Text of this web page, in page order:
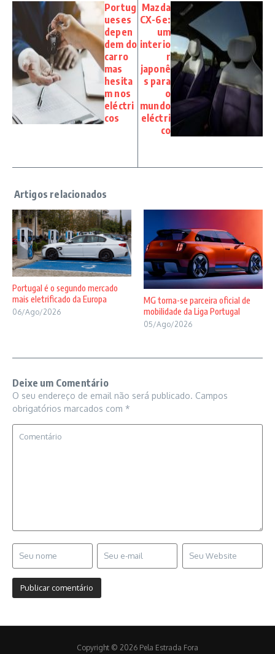
Portug
ueses
depen
dem do
carro
mas
hesita
m nos
eléctri
cos
Mazda
CX-6e:
um
interio
r
japonê
s para
o
mundo
eléctri
co
Portugal é o segundo mercado
mais eletrificado da Europa
06/Ago/2026
MG torna-se parceira oficial de
mobilidade da Liga Portugal
05/Ago/2026
Deixe um Comentário
O seu endereço de email não será publicado. Campos
obrigatórios marcados com *
Copyright © 2026 Pela Estrada Fora